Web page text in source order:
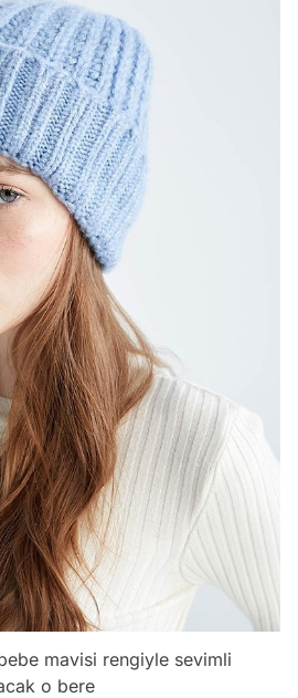
mavisi rengiyle sevimli
o bere